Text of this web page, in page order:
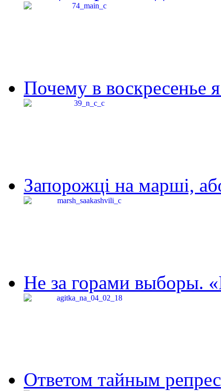
Почему в воскресенье
Запорожці на марші,
Не за горами выборы.
Ответом тайным